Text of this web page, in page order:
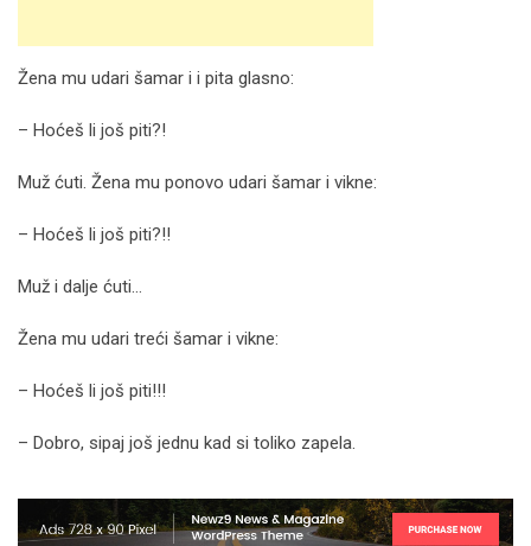
Žena mu udari šamar i i pita glasno:
– Hoćeš li još piti?!
Muž ćuti. Žena mu ponovo udari šamar i vikne:
– Hoćeš li još piti?!!
Muž i dalje ćuti…
Žena mu udari treći šamar i vikne:
– Hoćeš li još piti!!!
– Dobro, sipaj još jednu kad si toliko zapela.